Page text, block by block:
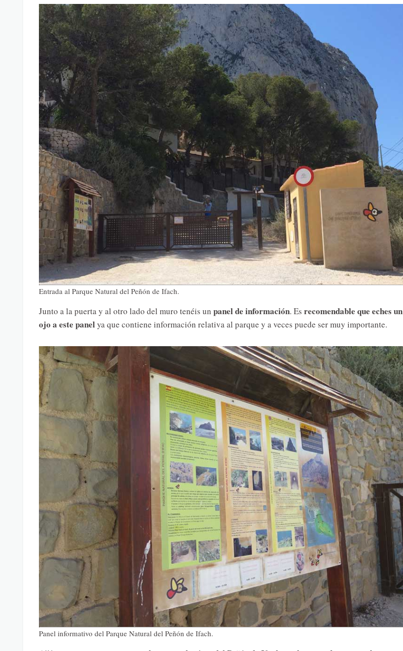
Entrada al Parque Natural del Peñón de Ifach.
Junto a la puerta y al otro lado del muro tenéis un panel de información. Es recomendable que eches un
ojo a este panelya que contiene información relativa al parque y a veces puede ser muy importante.
Panel informativo del Parque Natural del Peñón de Ifach.